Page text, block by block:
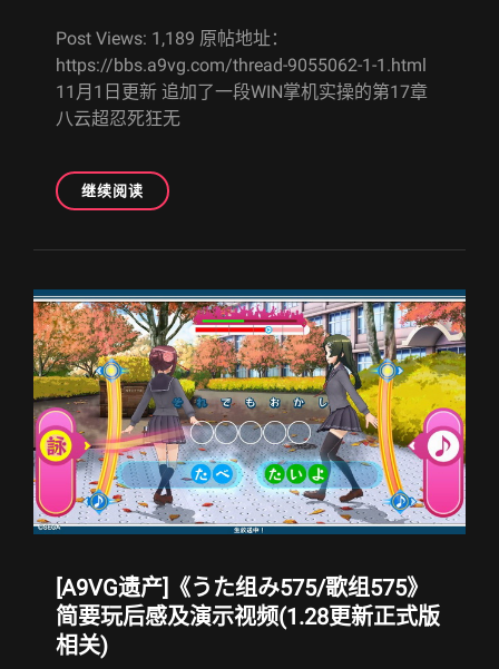
Post Views: 1,189 原帖地址：
https://bbs.a9vg.com/thread-9055062-1-1.html
11月1日更新 追加了一段WIN掌机实操的第17章
八云超忍死狂无
继续阅读[A9VG
遗
17
章
无
伤
视
频]
忍
者
龙
剑
八
云
[A9VG遗产]《うた组み575/歌组575》
简要玩后感及演示视频(1.28更新正式版
相关)